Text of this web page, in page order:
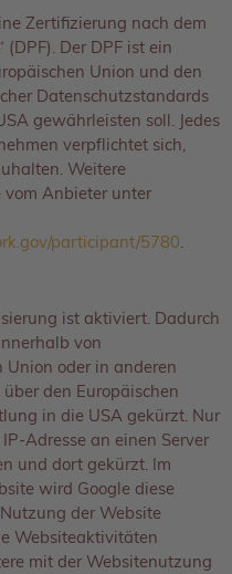
Zertifizierung nach dem
Der DPF ist ein
Union und den
Datenschutzstandards
gewährleisten soll. Jedes
verpflichtet sich,
Weitere
Anbieter unter
participant/5780.
ist aktiviert. Dadurch
von
oder in anderen
den Europäischen
in die USA gekürzt. Nur
Adresse an einen Server
und dort gekürzt. Im
wird Google diese
der Website
Websiteaktivitäten
mit der Websitenutzung